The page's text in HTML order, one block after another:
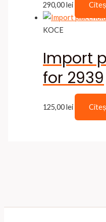
290,00lei
KOCE
Import
for 2939
125,00lei